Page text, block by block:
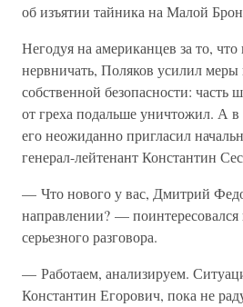
об изъятии тайника на Малой
Негодуя на американцев за то,
нервничать, Поляков усилил
собственной безопасности: часть
от греха подальше уничтожил. А в
его неожиданно пригласил
генерал-лейтенант Константин
— Что нового у вас, Дмитрий
направлении? — поинтересовался
серьезного разговора.
— Работаем, анализируем.
Константин Егорович, пока не